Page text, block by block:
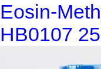
Eosin-
HB0107